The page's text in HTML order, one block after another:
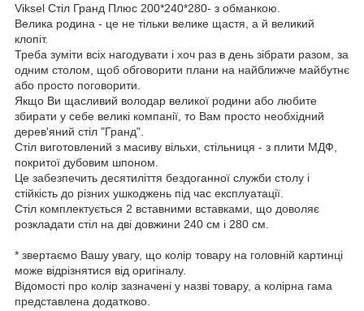
Viksel Стіл Гранд Плюс 200*240*280- з обманкою.
Велика родина - це не тільки велике щастя, а й великий
клопіт.
Треба зуміти всіх нагодувати і хоч раз в день зібрати разом, за
одним столом, щоб обговорити плани на найближче майбутнє
або просто поговорити.
Якщо Ви щасливий володар великої родини або любите
збирати у себе великі компанії, то Вам просто необхідний
дерев'яний стіл "Гранд".
Стіл виготовлений з масиву вільхи, стільниця - з плити МДФ,
покритої дубовим шпоном.
Це забезпечить десятиліття бездоганної служби столу і
стійкість до різних ушкоджень під час експлуатації.
Стіл комплектується 2 вставними вставками, що доволяє
розкладати стіл на дві довжини 240 см і 280 см.
* звертаємо Вашу увагу, що колір товару на головній картинці
може відрізнятися від оригіналу.
Відомості про колір зазначені у назві товару, а колірна гама
представлена додатково.